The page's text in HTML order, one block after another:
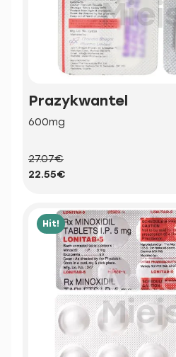
Prazykwantel
600mg
27.07€
22.55€
Hit!